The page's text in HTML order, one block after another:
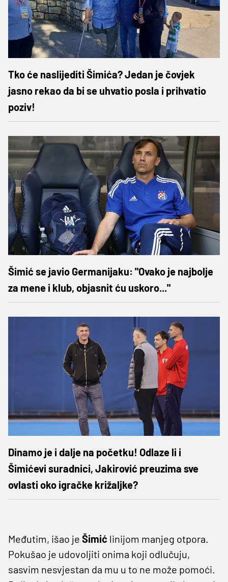
Tko će naslijediti Šimića? Jedan je čovjek
jasno rekao da bi se uhvatio posla i prihvatio
poziv!
Šimić se javio Germanijaku: "Ovako je najbolje
za mene i klub, objasnit ću uskoro..."
Dinamo je i dalje na početku! Odlaze li i
Šimićevi suradnici, Jakirović preuzima sve
ovlasti oko igračke križaljke?
Međutim, išao je Šimić linijom manjeg otpora.
Pokušao je udovoljiti onima koji odlučuju,
sasvim nesvjestan da mu u to ne može pomoći.